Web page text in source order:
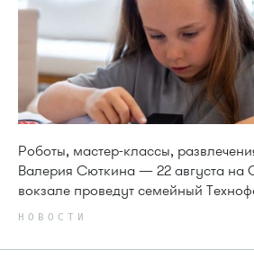
Роботы, мастер-классы,
Валерия Сюткина — 22 августа на
вокзале проведут семейный
НОВОСТИ